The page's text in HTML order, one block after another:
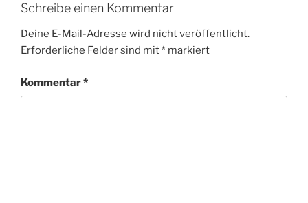
Schreibe einen Kommentar
Deine E-Mail-Adresse wird nicht veröffentlicht.
Erforderliche Felder sind mit* markiert
Kommentar*